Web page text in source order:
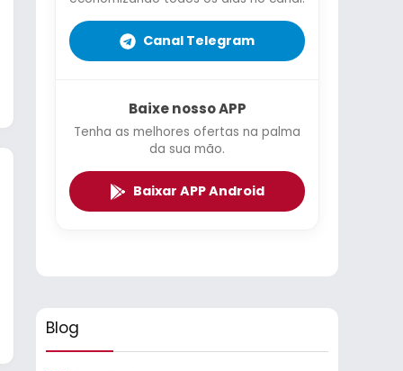
Canal Telegram
Baixe nosso APP
Tenha as melhores ofertas na palma
da sua mão.
Baixar APP Android
Blog